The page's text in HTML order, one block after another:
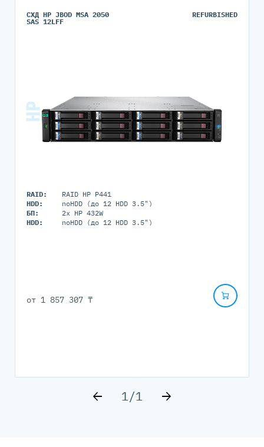
СХД HP JBOD MSA 2050
SAS 12LFF
REFURBISHED
RAID:
RAID HP P441
HDD:
noHDD (до 12 HDD 3.5")
БП:
2x HP 432W
HDD:
noHDD (до 12 HDD 3.5")
от 1 857 307 ₸
1/1